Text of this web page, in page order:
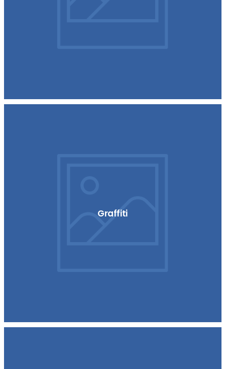
Graffiti